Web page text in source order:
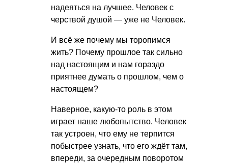
надеяться на лучшее. Человек с
черствой душой — уже не Человек.
И всё же почему мы торопимся
жить? Почему прошлое так сильно
над настоящим и нам гораздо
приятнее думать о прошлом, чем о
настоящем?
Наверное, какую-то роль в этом
играет наше любопытство. Человек
так устроен, что ему не терпится
побыстрее узнать, что его ждёт там,
впереди, за очередным поворотом